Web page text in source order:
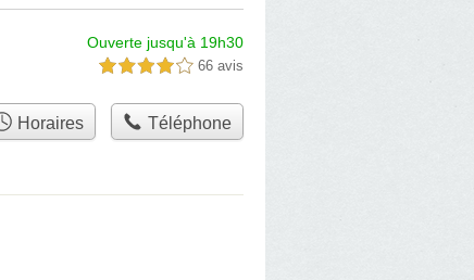
Ouverte jusqu'à 19h30
4,0 étoiles sur 5 66 avis
Horaires Téléphone